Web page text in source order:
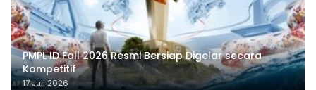
PMPL ID Fall 2026 Resmi Bersiap Digelar secara
Kompetitif
17 Juli 2026